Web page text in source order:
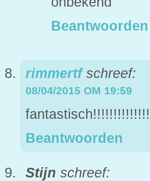
Beantwoorden
rimmertf schreef:
08/04/2015 OM 19:59
Beantwoorden
Stijn schreef: